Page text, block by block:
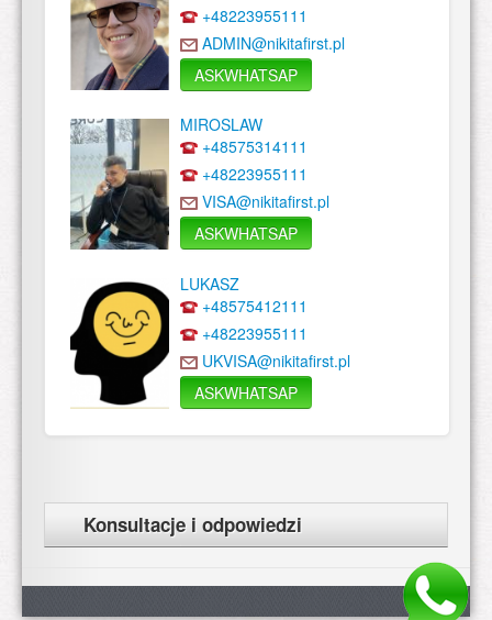
+48223955111
ADMIN@nikitafirst.pl
ASKWHATSAP
MIROSLAW
+48575314111
+48223955111
VISA@nikitafirst.pl
ASKWHATSAP
LUKASZ
+48575412111
+48223955111
UKVISA@nikitafirst.pl
ASKWHATSAP
Konsultacje i odpowiedzi